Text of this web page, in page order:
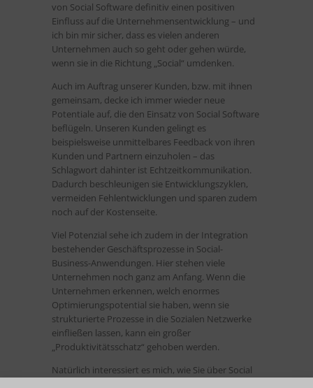
von Social Software definitiv einen positiven
Einfluss auf die Unternehmensentwicklung – und
ich bin mir sicher, dass es vielen anderen
Unternehmen auch so geht oder gehen würde,
wenn sie in die Richtung „Social“ umdenken.
Auch im Auftrag unserer Kunden, bzw. mit ihnen
gemeinsam, decke ich immer wieder neue
Potentiale auf, die den Einsatz von Social Software
beflügeln. Unseren Kunden gelingt es
beispielsweise unmittelbares Feedback von ihren
Kunden und Partnern einzuholen – das
Schlagwort dahinter ist Echtzeitkommunikation.
Dadurch beschleunigen sie Entwicklungszyklen,
vermeiden Fehlentwicklungen und sparen zudem
noch auf der Kostenseite.
Viel Potenzial sehe ich zudem in der Integration
bestehender Geschäftsprozesse in Social-
Business-Anwendungen. Hier stehen viele
Unternehmen noch ganz am Anfang. Wenn die
Unternehmen erkennen, welch enormes
Optimierungspotential sie haben, wenn sie
strukturierte Prozesse in die Sozialen Netzwerke
einfließen lassen, kann ein großer
„Produktivitätsschatz“ gehoben werden.
Natürlich interessiert es mich, wie Sie über Social